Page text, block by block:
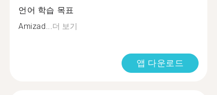
언어 학습 목표
Amizad... 더 보기
앱 다운로드